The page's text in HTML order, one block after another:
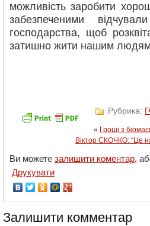
можливість заробити
забезпеченими
господарства, щоб
затишно жити нашим
Рубрика:
« Гроші з
Віктор СКОЧКО: “Це
Ви можете залишити коментар,
Друкувати
Залишити комментар